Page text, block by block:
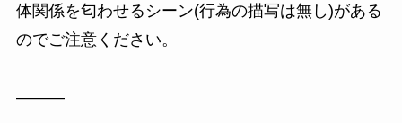
体関係を匂わせるシーン(行為の描写は無し)がある
のでご注意ください。
———